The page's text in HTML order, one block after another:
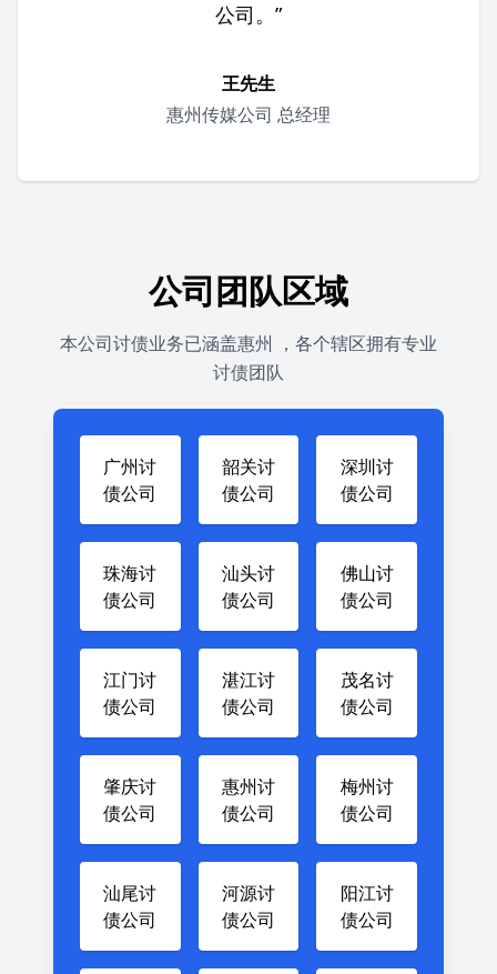
公司。”
王先生
惠州传媒公司 总经理
公司团队区域
本公司讨债业务已涵盖惠州 ，各个辖区拥有专业
讨债团队
广州讨
债公司
韶关讨
债公司
深圳讨
债公司
珠海讨
债公司
汕头讨
债公司
佛山讨
债公司
江门讨
债公司
湛江讨
债公司
茂名讨
债公司
肇庆讨
债公司
惠州讨
债公司
梅州讨
债公司
汕尾讨
债公司
河源讨
债公司
阳江讨
债公司